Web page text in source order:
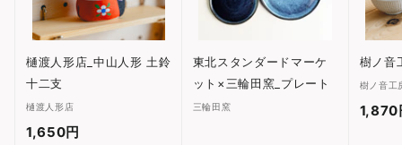
樋渡人形店_中山人形 土鈴
十二支
樋渡人形店
1,650円
東北スタンダードマーケ
ット×三輪田窯_プレート
三輪田窯
樹ノ音
樹ノ音工
1,870